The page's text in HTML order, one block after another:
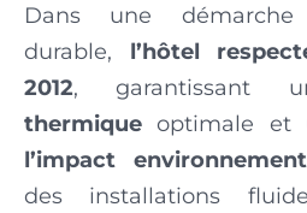
Dans une
durable, l’hôtel
2012, garantissant
thermiqueoptimale et
l’impact
des installations